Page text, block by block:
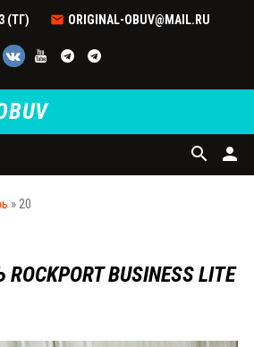
(ТГ) ORIGINAL-OBUV@MAIL.RU
person
search
»20
BUSINESS LITE